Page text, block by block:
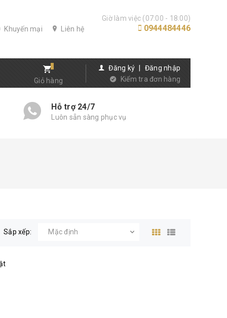
Khuyến mại Liên hệ
Giờ làm việc (07:00 - 18:00)
0944484446
Giỏ hàng
Đăng ký
Đăng nhập
Kiểm tra đơn hàng
Hỗ trợ 24/7
Luôn sẵn sàng phục vụ
Sắp xếp: